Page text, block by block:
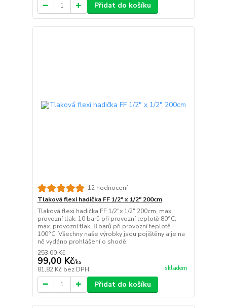
Přidat do košíku
12 hodnocení
Tlaková flexi hadička FF 1/2" x 1/2" 200cm
Tlaková flexi hadička FF 1/2"x 1/2" 200cm, max.
provozní tlak: 10 barů při provozní teplotě 80°C,
max. provozní tlak: 8 barů při provozní teplotě
100°C. Všechny naše výrobky jsou pojištěny a je na
ně vydáno prohlášení o shodě.
253,00 Kč
99,00 Kč/ks
81,82 Kč bez DPH skladem
Přidat do košíku